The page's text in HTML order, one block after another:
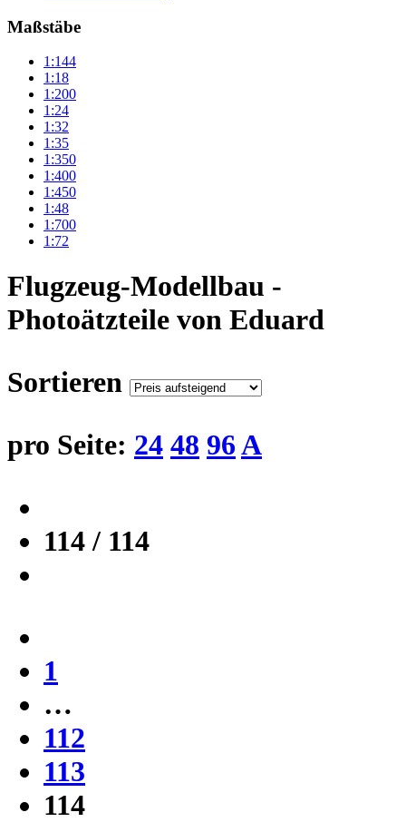
Maßstäbe
1:144
1:18
1:200
1:24
1:32
1:35
1:350
1:400
1:450
1:48
1:700
1:72
Flugzeug-Modellbau -
Photoätzteile von Eduard
Sortieren
pro Seite: 24 48 96A
114 / 114
1
…
112
113
114